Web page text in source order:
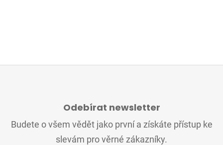
Odebírat newsletter
Budete o všem vědět jako první a získáte přístup ke
slevám pro věrné zákazníky.